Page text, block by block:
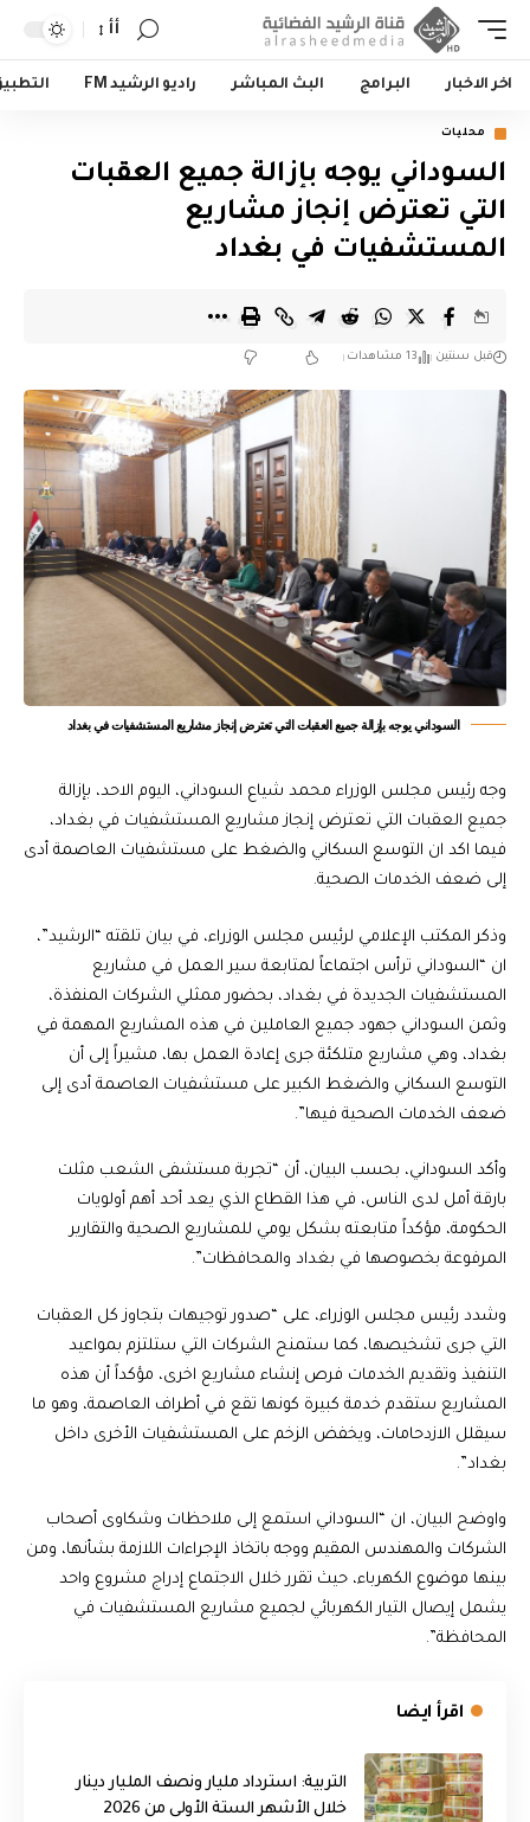
أأ
اخر الاخبار البرامج البث المباشر راديو الرشيد FM
محليات
السوداني يوجه بإزالة جميع العقبات
التي تعترض إنجاز مشاريع
المستشفيات في بغداد
قبل سنتين 13 مشاهدات
السوداني يوجه بإزالة جميع العقبات التي تعترض إنجاز مشاريع المستشفيات في بغداد
وجه رئيس مجلس الوزراء محمد شياع السوداني، اليوم الاحد، بإزالة
جميع العقبات التي تعترض إنجاز مشاريع المستشفيات في بغداد،
فيما اكد ان التوسع السكاني والضغط على مستشفيات العاصمة أدى
إلى ضعف الخدمات الصحية.
وذكر المكتب الإعلامي لرئيس مجلس الوزراء، في بيان تلقته “الرشيد”،
ان “السوداني ترأس اجتماعاً لمتابعة سير العمل في مشاريع
المستشفيات الجديدة في بغداد، بحضور ممثلي الشركات المنفذة،
وثمن السوداني جهود جميع العاملين في هذه المشاريع المهمة في
بغداد، وهي مشاريع متلكئة جرى إعادة العمل بها، مشيراً إلى أن
التوسع السكاني والضغط الكبير على مستشفيات العاصمة أدى إلى
ضعف الخدمات الصحية فيها”.
وأكد السوداني، بحسب البيان، أن “تجربة مستشفى الشعب مثلت
بارقة أمل لدى الناس، في هذا القطاع الذي يعد أحد أهم أولويات
الحكومة، مؤكداً متابعته بشكل يومي للمشاريع الصحية والتقارير
المرفوعة بخصوصها في بغداد والمحافظات”.
وشدد رئيس مجلس الوزراء، على “صدور توجيهات بتجاوز كل العقبات
التي جرى تشخيصها، كما ستمنح الشركات التي ستلتزم بمواعيد
التنفيذ وتقديم الخدمات فرص إنشاء مشاريع اخرى، مؤكداً أن هذه
المشاريع ستقدم خدمة كبيرة كونها تقع في أطراف العاصمة، وهو ما
سيقلل الازدحامات، ويخفض الزخم على المستشفيات الأخرى داخل
بغداد”.
واوضح البيان، ان “السوداني استمع إلى ملاحظات وشكاوى أصحاب
الشركات والمهندس المقيم ووجه باتخاذ الإجراءات اللازمة بشأنها، ومن
بينها موضوع الكهرباء، حيث تقرر خلال الاجتماع إدراج مشروع واحد
يشمل إيصال التيار الكهربائي لجميع مشاريع المستشفيات في
المحافظة”.
اقرأ ايضا
التربية: استرداد مليار ونصف المليار دينار
خلال الأشهر الستة الأولى من 2026